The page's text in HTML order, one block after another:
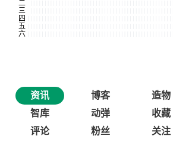
资讯 博客
造物
智库
动弹
收藏
评论
粉丝 关注